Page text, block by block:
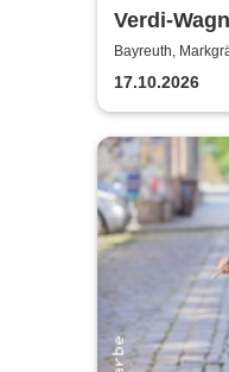
Verdi-
Thüringen
Gotha-
Bayreuth,
17.10.2026